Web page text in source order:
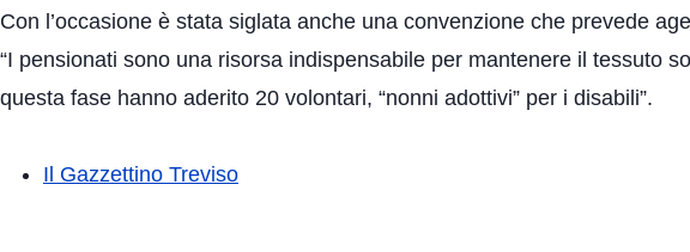
Con l’occasione è stata siglata anche una convenzione che prevede
“I pensionati sono una risorsa indispensabile per mantenere il tessuto
questa fase hanno aderito 20 volontari, “nonni adottivi” per i disabili”.
Il Gazzettino Treviso